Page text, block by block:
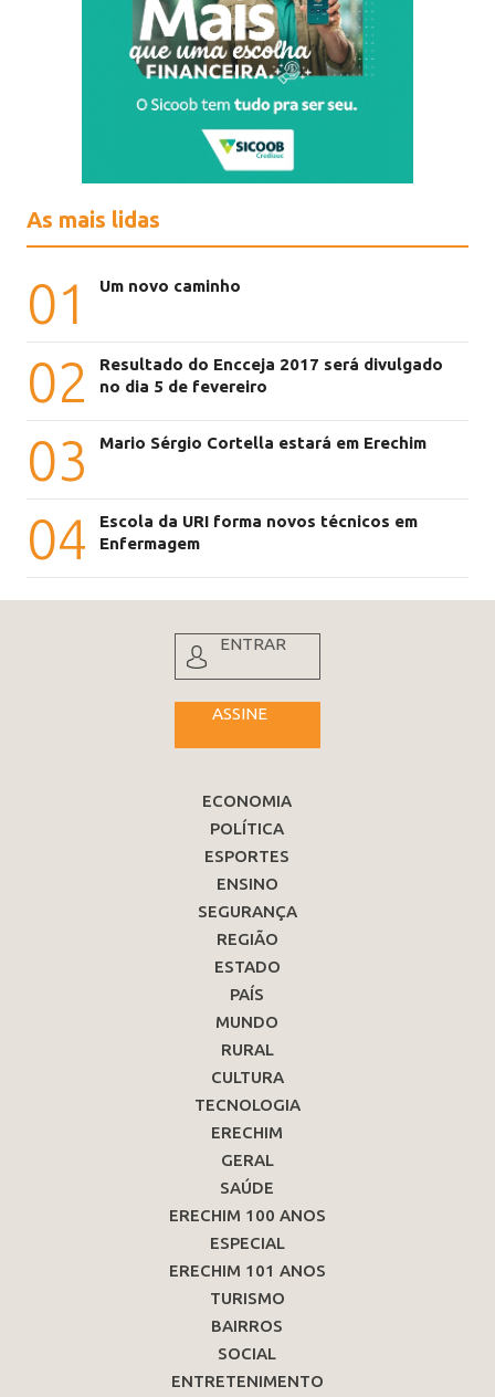
As mais lidas
01 Um novo caminho
02
Resultado do Encceja 2017 será divulgado
no dia 5 de fevereiro
03 Mario Sérgio Cortella estará em Erechim
04
Escola da URI forma novos técnicos em
Enfermagem
ENTRAR
ASSINE
ECONOMIA
POLÍTICA
ESPORTES
ENSINO
SEGURANÇA
REGIÃO
ESTADO
PAÍS
MUNDO
RURAL
CULTURA
TECNOLOGIA
ERECHIM
GERAL
SAÚDE
ERECHIM 100 ANOS
ESPECIAL
ERECHIM 101 ANOS
TURISMO
BAIRROS
SOCIAL
ENTRETENIMENTO